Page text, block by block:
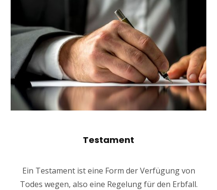
Testament
Ein Testament ist eine Form der Verfügung von
Todes wegen, also eine Regelung für den Erbfall.